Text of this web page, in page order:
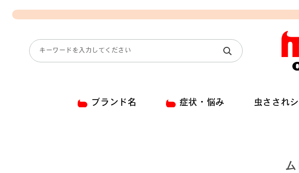
ブランド名 症状・悩み 虫さされ